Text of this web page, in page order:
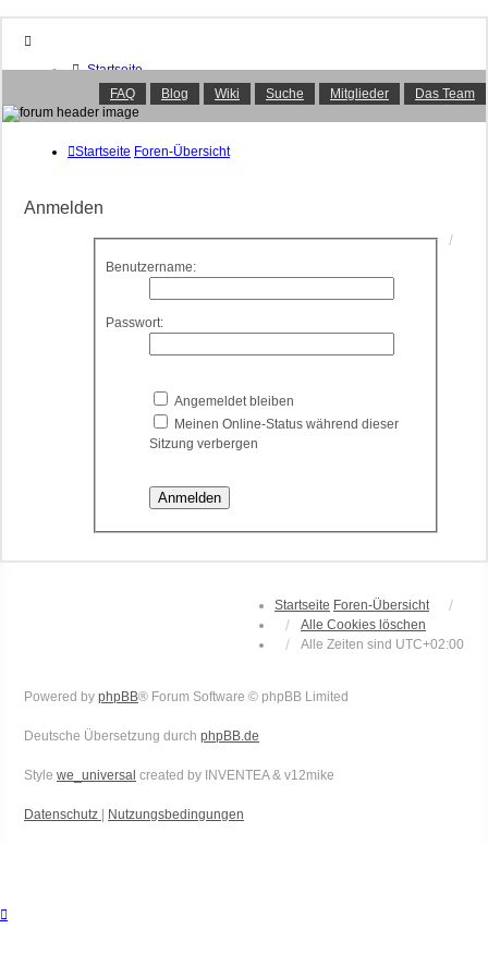
Startseite
Foren-Übersicht
FAQ
Suche
Aktive Themen
Das Team
Anmelden
FAQ Blog Wiki Suche Mitglieder Das Team
Startseite Foren-Übersicht
Anmelden
Benutzername:
Passwort:
Angemeldet bleiben
Meinen Online-Status während dieser
Sitzung verbergen
Startseite Foren-Übersicht
Alle Cookies löschen
Alle Zeiten sind UTC+02:00
Powered by phpBB® Forum Software © phpBB Limited
Deutsche Übersetzung durch phpBB.de
Style we_universal created by INVENTEA & v12mike
Datenschutz Nutzungsbedingungen